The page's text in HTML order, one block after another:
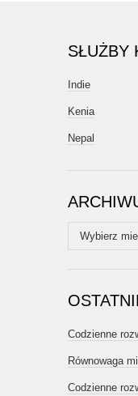
SŁUŻBY
Indie
Kenia
Nepal
Archiwum
Codzienne
Równowaga
Codzienne